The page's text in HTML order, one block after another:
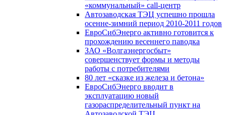
«коммунальный» call-центр
Автозаводская ТЭЦ успешно прошла
осенне-зимний период 2010-2011 годов
ЕвроСибЭнерго активно готовится к
прохождению весеннего паводка
ЗАО «Волгаэнергосбыт»
совершенствует формы и методы
работы с потребителями
80 лет «сказке из железа и бетона»
ЕвроСибЭнерго вводит в
эксплуатацию новый
газораспределительный пункт на